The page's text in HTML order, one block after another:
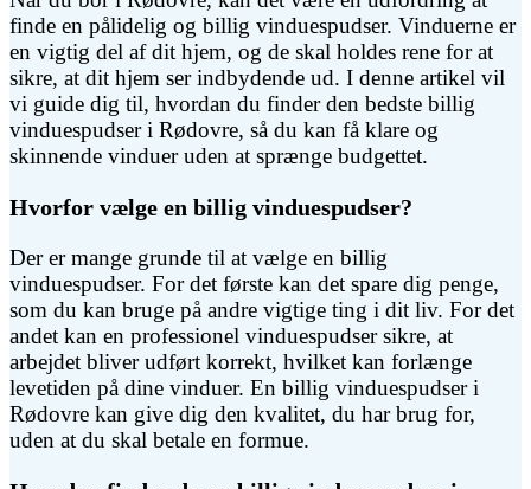
finde en pålidelig og billig vinduespudser. Vinduerne er
en vigtig del af dit hjem, og de skal holdes rene for at
sikre, at dit hjem ser indbydende ud. I denne artikel vil
vi guide dig til, hvordan du finder den bedste billig
vinduespudser i Rødovre, så du kan få klare og
skinnende vinduer uden at sprænge budgettet.
Hvorfor vælge en billig vinduespudser?
Der er mange grunde til at vælge en billig
vinduespudser. For det første kan det spare dig penge,
som du kan bruge på andre vigtige ting i dit liv. For det
andet kan en professionel vinduespudser sikre, at
arbejdet bliver udført korrekt, hvilket kan forlænge
levetiden på dine vinduer. En billig vinduespudser i
Rødovre kan give dig den kvalitet, du har brug for,
uden at du skal betale en formue.